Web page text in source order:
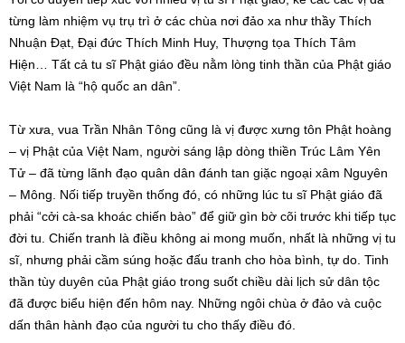
từng làm nhiệm vụ trụ trì ở các chùa nơi đảo xa như thầy Thích
Nhuận Đạt, Đại đức Thích Minh Huy, Thượng tọa Thích Tâm
Hiện… Tất cả tu sĩ Phật giáo đều nằm lòng tinh thần của Phật giáo
Việt Nam là “hộ quốc an dân”.
Từ xưa, vua Trần Nhân Tông cũng là vị được xưng tôn Phật hoàng
– vị Phật của Việt Nam, người sáng lập dòng thiền Trúc Lâm Yên
Tử – đã từng lãnh đạo quân dân đánh tan giặc ngoại xâm Nguyên
– Mông. Nối tiếp truyền thống đó, có những lúc tu sĩ Phật giáo đã
phải “cởi cà-sa khoác chiến bào” để giữ gìn bờ cõi trước khi tiếp tục
đời tu. Chiến tranh là điều không ai mong muốn, nhất là những vị tu
sĩ, nhưng phải cầm súng hoặc đấu tranh cho hòa bình, tự do. Tinh
thần tùy duyên của Phật giáo trong suốt chiều dài lịch sử dân tộc
đã được biểu hiện đến hôm nay. Những ngôi chùa ở đảo và cuộc
dấn thân hành đạo của người tu cho thấy điều đó.